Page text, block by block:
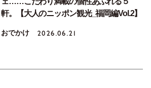
軒。【大人のニッポン観光_福岡編Vol.2】
おでかけ 2026.06.21